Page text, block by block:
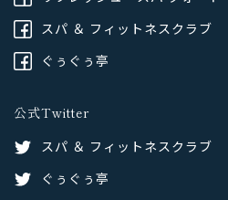
スパ ＆ フィットネスクラブ
ぐぅぐぅ亭
公式Twitter
スパ ＆ フィットネスクラブ
ぐぅぐぅ亭